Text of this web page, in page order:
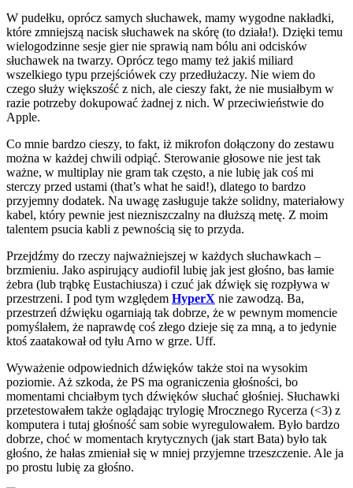
W pudełku, oprócz samych słuchawek, mamy wygodne nakładki,
które zmniejszą nacisk słuchawek na skórę (to działa!). Dzięki temu
wielogodzinne sesje gier nie sprawią nam bólu ani odcisków
słuchawek na twarzy. Oprócz tego mamy też jakiś miliard
wszelkiego typu przejściówek czy przedłużaczy. Nie wiem do
czego służy większość z nich, ale cieszy fakt, że nie musiałbym w
razie potrzeby dokupować żadnej z nich. W przeciwieństwie do
Apple.
Co mnie bardzo cieszy, to fakt, iż mikrofon dołączony do zestawu
można w każdej chwili odpiąć. Sterowanie głosowe nie jest tak
ważne, w multiplay nie gram tak często, a nie lubię jak coś mi
sterczy przed ustami (that’s what he said!), dlatego to bardzo
przyjemny dodatek. Na uwagę zasługuje także solidny, materiałowy
kabel, który pewnie jest niezniszczalny na dłuższą metę. Z moim
talentem psucia kabli z pewnością się to przyda.
Przejdźmy do rzeczy najważniejszej w każdych słuchawkach –
brzmieniu. Jako aspirujący audiofil lubię jak jest głośno, bas łamie
żebra (lub trąbkę Eustachiusza) i czuć jak dźwięk się rozpływa w
przestrzeni. I pod tym względem HyperX nie zawodzą. Ba,
przestrzeń dźwięku ogarniają tak dobrze, że w pewnym momencie
pomyślałem, że naprawdę coś złego dzieje się za mną, a to jedynie
ktoś zaatakował od tyłu Arno w grze. Uff.
Wyważenie odpowiednich dźwięków także stoi na wysokim
poziomie. Aż szkoda, że PS ma ograniczenia głośności, bo
momentami chciałbym tych dźwięków słuchać głośniej. Słuchawki
przetestowałem także oglądając trylogię Mrocznego Rycerza (<3) z
komputera i tutaj głośność sam sobie wyregulowałem. Było bardzo
dobrze, choć w momentach krytycznych (jak start Bata) było tak
głośno, że hałas zmieniał się w mniej przyjemne trzeszczenie. Ale ja
po prostu lubię za głośno.